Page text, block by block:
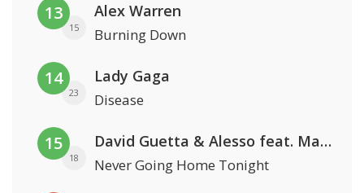
13
15
Alex Warren
Burning Down
14
23
Lady Gaga
Disease
15
18
David Guetta & Alesso feat. Madison Love
Never Going Home Tonight